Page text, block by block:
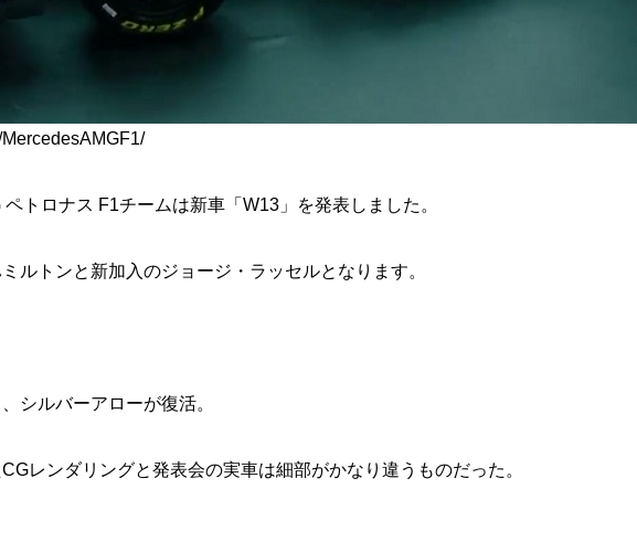
トロナス F1チームは新車「W13」を発表しました。
ルトンと新加入のジョージ・ラッセルとなります。
シルバーアローが復活。
レンダリングと発表会の実車は細部がかなり違うものだった。